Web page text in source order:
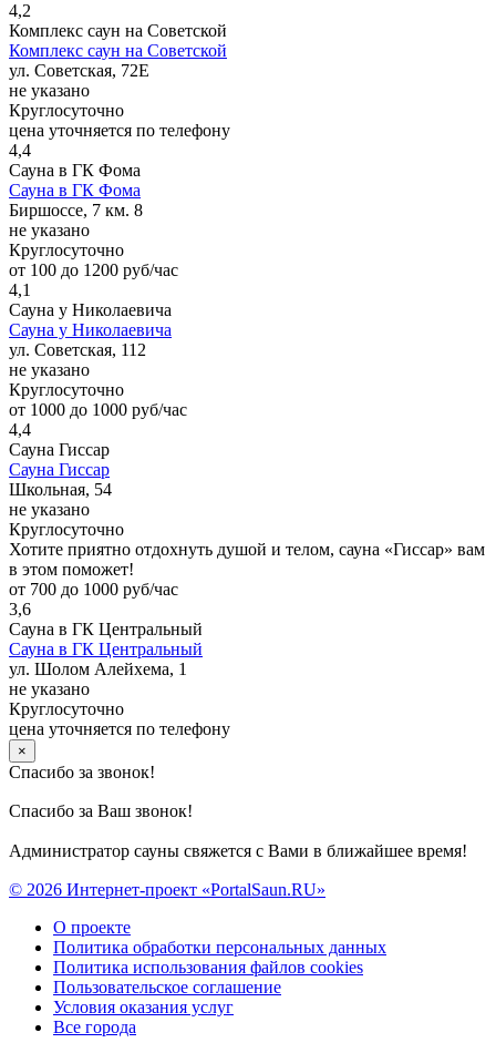
4,2
Комплекс саун на Советской
Комплекс саун на Советской
ул. Советская, 72Е
не указано
Круглосуточно
цена уточняется по телефону
4,4
Сауна в ГК Фома
Сауна в ГК Фома
Биршоссе, 7 км. 8
не указано
Круглосуточно
от 100 до 1200 руб/час
4,1
Сауна у Николаевича
Сауна у Николаевича
ул. Советская, 112
не указано
Круглосуточно
от 1000 до 1000 руб/час
4,4
Сауна Гиссар
Сауна Гиссар
Школьная, 54
не указано
Круглосуточно
Хотите приятно отдохнуть душой и телом, сауна «Гиссар» вам
в этом поможет!
от 700 до 1000 руб/час
3,6
Сауна в ГК Центральный
Сауна в ГК Центральный
ул. Шолом Алейхема, 1
не указано
Круглосуточно
цена уточняется по телефону
×
Спасибо за звонок!
Спасибо за Ваш звонок!
Администратор сауны свяжется с Вами в ближайшее время!
© 2026 Интернет-проект «PortalSaun.RU»
О проекте
Политика обработки персональных данных
Политика использования файлов cookies
Пользовательское соглашение
Условия оказания услуг
Все города